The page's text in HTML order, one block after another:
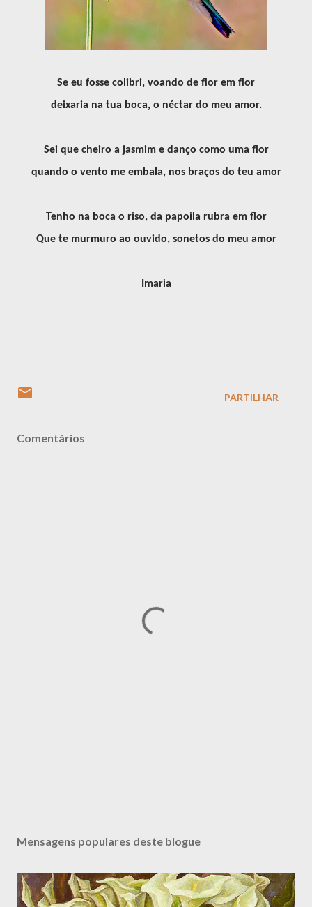
Se eu fosse colibri, voando de flor em flor
deixaria na tua boca, o néctar do meu amor.
Sei que cheiro a jasmim e danço como uma flor
quando o vento me embala, nos braços do teu amor
Tenho na boca o riso, da papoila rubra em flor
Que te murmuro ao ouvido, sonetos do meu amor
Imaria
PARTILHAR
Comentários
Mensagens populares deste blogue